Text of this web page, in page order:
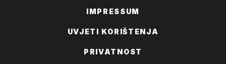
IMPRESSUM
UVJETI KORIŠTENJA
PRIVATNOST